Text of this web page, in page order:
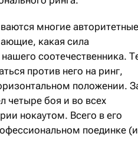
многие авторитетные
какая сила
соотечественника.
против него на ринг,
положении.
четыре боя и во всех
нокаутом. Всего в его
поединке